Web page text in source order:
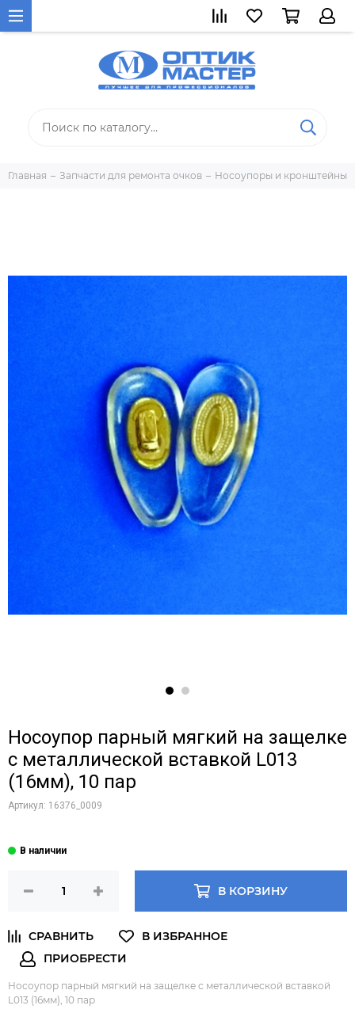
Главная Запчасти для ремонта очков Носоупоры и кронштейны
Носоупор парный мягкий на защелке
с металлической вставкой L013
(16мм), 10 пар
Артикул: 16376_0009
В КОРЗИНУ
Носоупор парный мягкий на защелке с металлической вставкой
L013 (16мм), 10 пар